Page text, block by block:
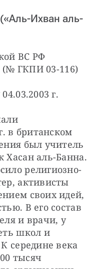
Ихван аль-
ВС РФ
(№ ГКПИ 03-116)
г.
в британском
был учитель
Хасан аль-Банна.
религиозно-
активисты
своих идей,
В его состав
и врачи, у
школ и
середине века
тысяч